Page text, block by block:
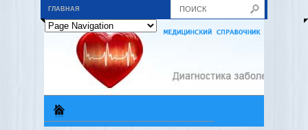
ГЛАВНАЯ